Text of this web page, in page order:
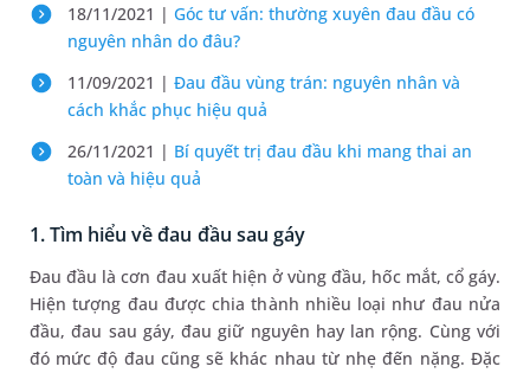
18/11/2021 | Góc tư vấn: thường xuyên đau đầu có
nguyên nhân do đâu?
11/09/2021 | Đau đầu vùng trán: nguyên nhân và
cách khắc phục hiệu quả
26/11/2021 | Bí quyết trị đau đầu khi mang thai an
toàn và hiệu quả
1. Tìm hiểu về đau đầu sau gáy
Đau đầu là cơn đau xuất hiện ở vùng đầu, hốc mắt, cổ gáy.
Hiện tượng đau được chia thành nhiều loại như đau nửa
đầu, đau sau gáy, đau giữ nguyên hay lan rộng. Cùng với
đó mức độ đau cũng sẽ khác nhau từ nhẹ đến nặng. Đặc